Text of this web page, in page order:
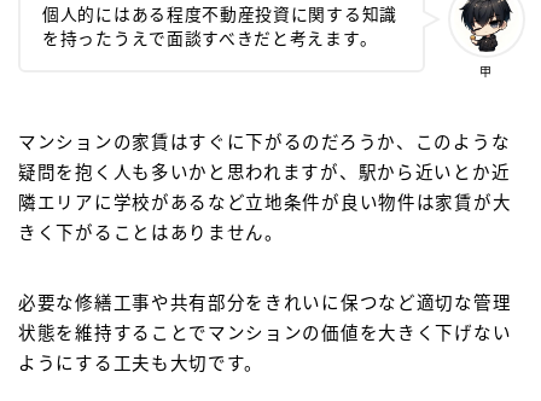
甲
個人的にはある程度不動産投資に関する知識
を持ったうえで面談すべきだと考えます。
マンションの家賃はすぐに下がるのだろうか、このような
疑問を抱く人も多いかと思われますが、駅から近いとか近
隣エリアに学校があるなど立地条件が良い物件は家賃が大
きく下がることはありません。
必要な修繕工事や共有部分をきれいに保つなど適切な管理
状態を維持することでマンションの価値を大きく下げない
ようにする工夫も大切です。